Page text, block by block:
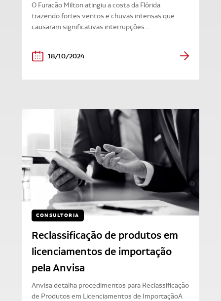
O Furacão Milton atingiu a costa da Flórida
trazendo fortes ventos e chuvas intensas que
causaram significativas interrupções...
18/10/2024
CONSULTORIA
Reclassificação de produtos em
licenciamentos de importação
pela Anvisa
Anvisa detalha procedimentos para Reclassificação
de Produtos em Licenciamentos de ImportaçãoA